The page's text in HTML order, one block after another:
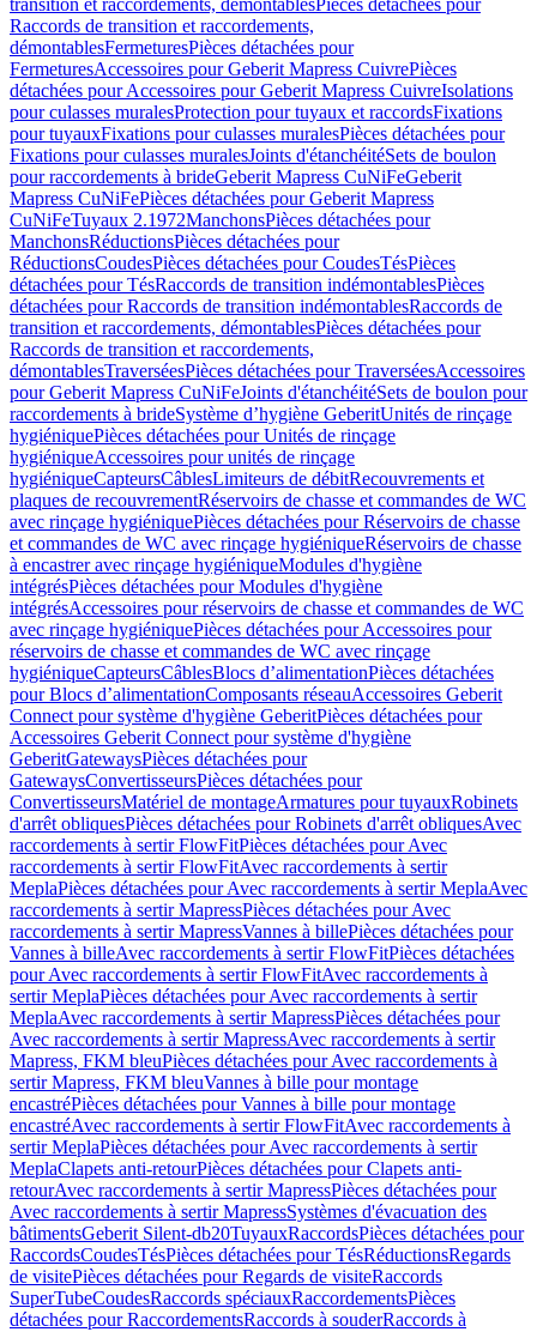
transition et raccordements, démontablesPièces détachées pour
Raccords de transition et raccordements,
démontablesFermeturesPièces détachées pour
FermeturesAccessoires pour Geberit Mapress CuivrePièces
détachées pour Accessoires pour Geberit Mapress CuivreIsolations
pour culasses muralesProtection pour tuyaux et raccordsFixations
pour tuyauxFixations pour culasses muralesPièces détachées pour
Fixations pour culasses muralesJoints d'étanchéitéSets de boulon
pour raccordements à brideGeberit Mapress CuNiFeGeberit
Mapress CuNiFePièces détachées pour Geberit Mapress
CuNiFeTuyaux 2.1972ManchonsPièces détachées pour
ManchonsRéductionsPièces détachées pour
RéductionsCoudesPièces détachées pour CoudesTésPièces
détachées pour TésRaccords de transition indémontablesPièces
détachées pour Raccords de transition indémontablesRaccords de
transition et raccordements, démontablesPièces détachées pour
Raccords de transition et raccordements,
démontablesTraverséesPièces détachées pour TraverséesAccessoires
pour Geberit Mapress CuNiFeJoints d'étanchéitéSets de boulon pour
raccordements à brideSystème d’hygiène GeberitUnités de rinçage
hygiéniquePièces détachées pour Unités de rinçage
hygiéniqueAccessoires pour unités de rinçage
hygiéniqueCapteursCâblesLimiteurs de débitRecouvrements et
plaques de recouvrementRéservoirs de chasse et commandes de WC
avec rinçage hygiéniquePièces détachées pour Réservoirs de chasse
et commandes de WC avec rinçage hygiéniqueRéservoirs de chasse
à encastrer avec rinçage hygiéniqueModules d'hygiène
intégrésPièces détachées pour Modules d'hygiène
intégrésAccessoires pour réservoirs de chasse et commandes de WC
avec rinçage hygiéniquePièces détachées pour Accessoires pour
réservoirs de chasse et commandes de WC avec rinçage
hygiéniqueCapteursCâblesBlocs d’alimentationPièces détachées
pour Blocs d’alimentationComposants réseauAccessoires Geberit
Connect pour système d'hygiène GeberitPièces détachées pour
Accessoires Geberit Connect pour système d'hygiène
GeberitGatewaysPièces détachées pour
GatewaysConvertisseursPièces détachées pour
ConvertisseursMatériel de montageArmatures pour tuyauxRobinets
d'arrêt obliquesPièces détachées pour Robinets d'arrêt obliquesAvec
raccordements à sertir FlowFitPièces détachées pour Avec
raccordements à sertir FlowFitAvec raccordements à sertir
MeplaPièces détachées pour Avec raccordements à sertir MeplaAvec
raccordements à sertir MapressPièces détachées pour Avec
raccordements à sertir MapressVannes à billePièces détachées pour
Vannes à billeAvec raccordements à sertir FlowFitPièces détachées
pour Avec raccordements à sertir FlowFitAvec raccordements à
sertir MeplaPièces détachées pour Avec raccordements à sertir
MeplaAvec raccordements à sertir MapressPièces détachées pour
Avec raccordements à sertir MapressAvec raccordements à sertir
Mapress, FKM bleuPièces détachées pour Avec raccordements à
sertir Mapress, FKM bleuVannes à bille pour montage
encastréPièces détachées pour Vannes à bille pour montage
encastréAvec raccordements à sertir FlowFitAvec raccordements à
sertir MeplaPièces détachées pour Avec raccordements à sertir
MeplaClapets anti-retourPièces détachées pour Clapets anti-
retourAvec raccordements à sertir MapressPièces détachées pour
Avec raccordements à sertir MapressSystèmes d'évacuation des
bâtimentsGeberit Silent-db20TuyauxRaccordsPièces détachées pour
RaccordsCoudesTésPièces détachées pour TésRéductionsRegards
de visitePièces détachées pour Regards de visiteRaccords
SuperTubeCoudesRaccords spéciauxRaccordementsPièces
détachées pour RaccordementsRaccords à souderRaccords à